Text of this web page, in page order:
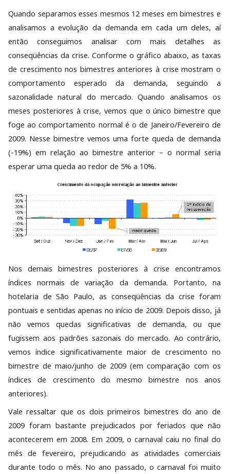
Quando separamos esses mesmos 12 meses em bimestres e
analisamos a evolução da demanda em cada um deles, aí
então conseguimos analisar com mais detalhes as
conseqüências da crise. Conforme o gráfico abaixo, as taxas
de crescimento nos bimestres anteriores à crise mostram o
comportamento esperado da demanda, seguindo a
sazonalidade natural do mercado. Quando analisamos os
meses posteriores à crise, vemos que o único bimestre que
foge ao comportamento normal é o de Janeiro/Fevereiro de
2009. Nesse bimestre vemos uma forte queda de demanda
(-19%) em relação ao bimestre anterior – o normal seria
esperar uma queda ao redor de 5% a 10%.
Nos demais bimestres posteriores à crise encontramos
índices normais de variação da demanda. Portanto, na
hotelaria de São Paulo, as conseqüências da crise foram
pontuais e sentidas apenas no início de 2009. Depois disso, já
não vemos quedas significativas de demanda, ou que
fugissem aos padrões sazonais do mercado. Ao contrário,
vemos índice significativamente maior de crescimento no
bimestre de maio/junho de 2009 (em comparação com os
índices de crescimento do mesmo bimestre nos anos
anteriores).
Vale ressaltar que os dois primeiros bimestres do ano de
2009 foram bastante prejudicados por feriados que não
acontecerem em 2008. Em 2009, o carnaval caiu no final do
mês de fevereiro, prejudicando as atividades comerciais
durante todo o mês. No ano passado, o carnaval foi muito